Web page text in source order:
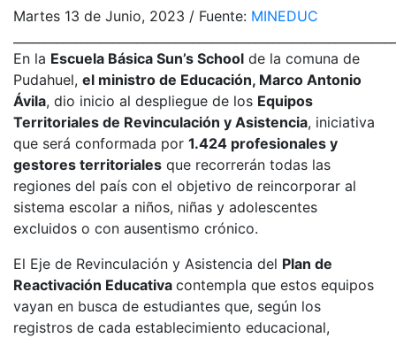
Martes 13 de Junio, 2023 / Fuente: MINEDUC
En la Escuela Básica Sun’s School de la comuna de
Pudahuel, el ministro de Educación, Marco Antonio
Ávila, dio inicio al despliegue de los Equipos
Territoriales de Revinculación y Asistencia, iniciativa
que será conformada por 1.424 profesionales y
gestores territoriales que recorrerán todas las
regiones del país con el objetivo de reincorporar al
sistema escolar a niños, niñas y adolescentes
excluidos o con ausentismo crónico.
El Eje de Revinculación y Asistencia del Plan de
Reactivación Educativa contempla que estos equipos
vayan en busca de estudiantes que, según los
registros de cada establecimiento educacional,